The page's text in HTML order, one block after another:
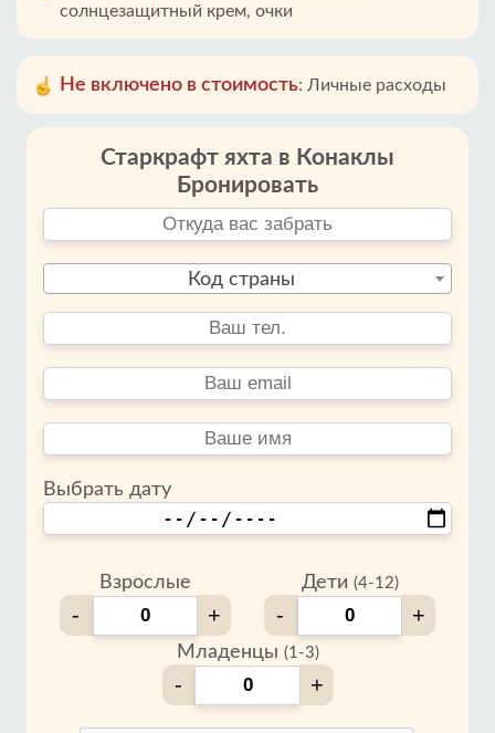
солнцезащитный крем, очки
Не включено в стоимость: Личные расходы
Старкрафт яхта в Конаклы
Бронировать
Код страны
Выбрать дату
Взрослые
- +
Дети (4-12)
- +
Младенцы (1-3)
- +